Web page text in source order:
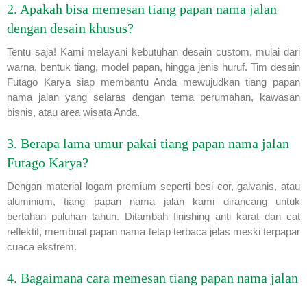
2. Apakah bisa memesan tiang papan nama jalan
dengan desain khusus?
Tentu saja! Kami melayani kebutuhan desain custom, mulai dari
warna, bentuk tiang, model papan, hingga jenis huruf. Tim desain
Futago Karya siap membantu Anda mewujudkan tiang papan
nama jalan yang selaras dengan tema perumahan, kawasan
bisnis, atau area wisata Anda.
3. Berapa lama umur pakai tiang papan nama jalan
Futago Karya?
Dengan material logam premium seperti besi cor, galvanis, atau
aluminium, tiang papan nama jalan kami dirancang untuk
bertahan puluhan tahun. Ditambah finishing anti karat dan cat
reflektif, membuat papan nama tetap terbaca jelas meski terpapar
cuaca ekstrem.
4. Bagaimana cara memesan tiang papan nama jalan